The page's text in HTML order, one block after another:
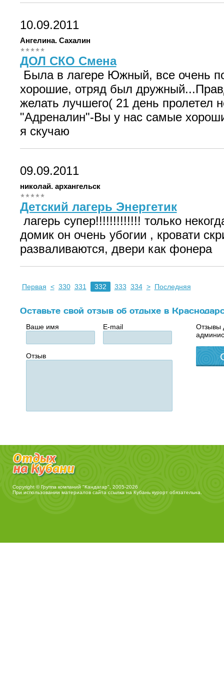
10.09.2011
Ангелина. Сахалин
ДОЛ СКО Смена
Была в лагере Южный, все очень
хорошие, отряд был
желать лучшего( 21 день пролетел
"Адреналин"-Вы у нас самые
я скучаю
09.09.2011
николай. архангельск
Детский лагерь Энергетик
лагерь супер!!!!!!!!!!!!! только
домик он очень убогии , кровати
разваливаются, двери как фонера
Первая < 330 331 332 333 334 > Последняя
Оставьте свой отзыв об отдыхе в
Ваше имя E-mail
Отзыв
Отзывы
Copyright © Группа компаний "Кандагар", 2005-2026
При использовании материалов сайта ссылка на Кубань курорт обязательна.